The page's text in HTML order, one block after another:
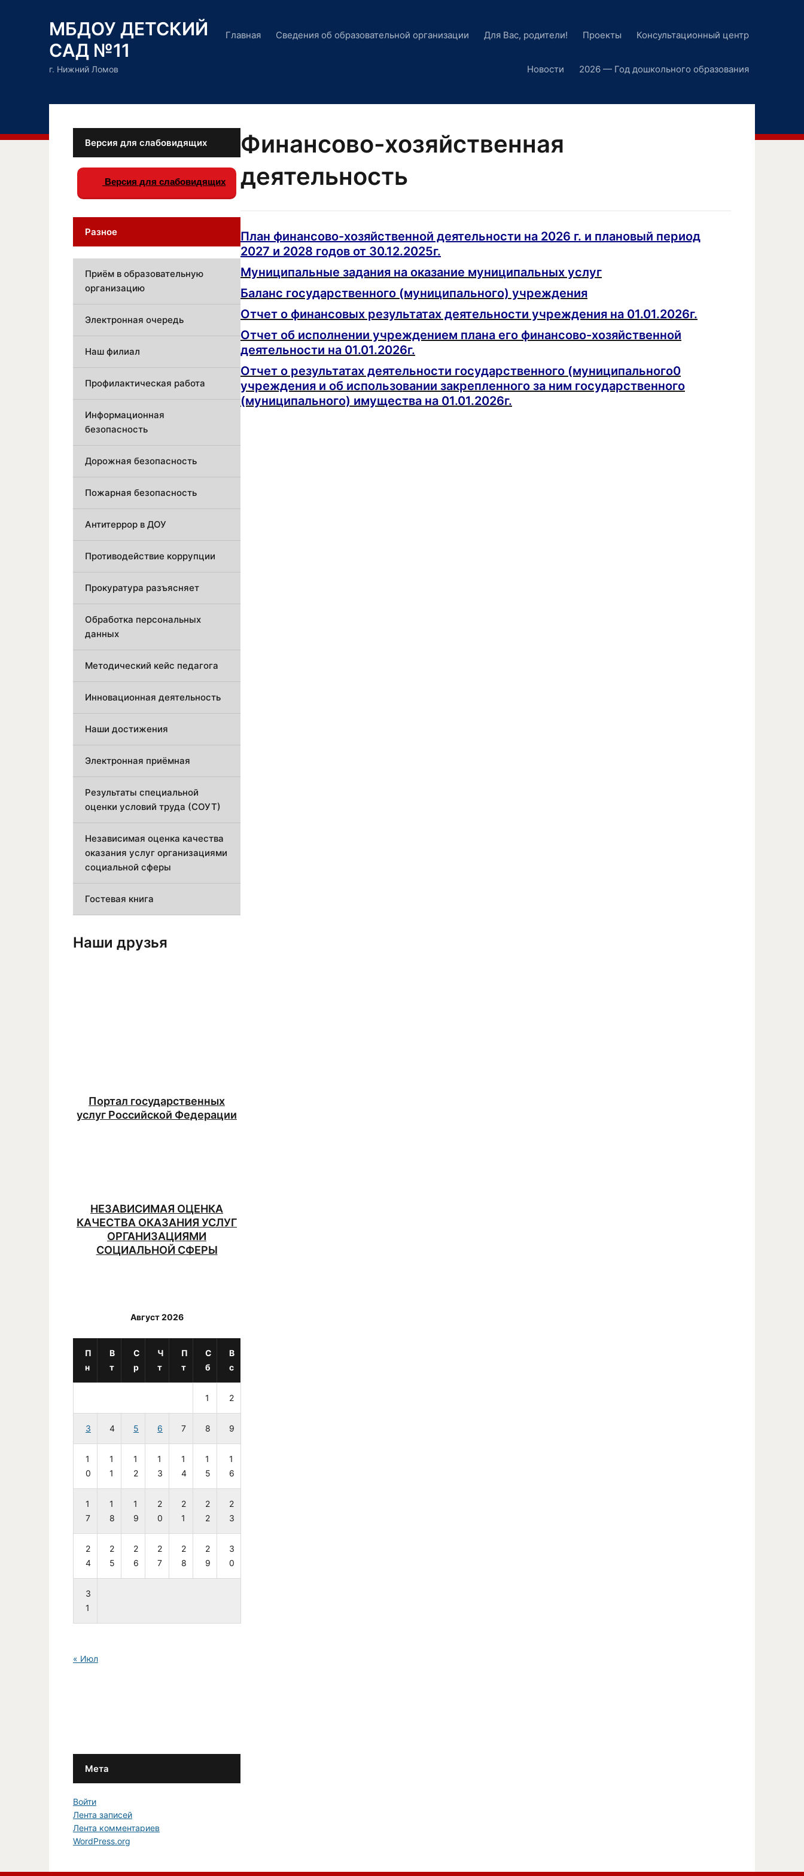
МБДОУ ДЕТСКИЙ
САД №11
г. Нижний Ломов
Главная Сведения об образовательной организации Для Вас, родители! Проекты Консультационный центр
Новости 2026 — Год дошкольного образования
Финансово-хозяйственная
деятельность
План финансово-хозяйственной деятельности на 2026 г. и плановый период
2027 и 2028 годов от 30.12.2025г.
Муниципальные задания на оказание муниципальных услуг
Баланс государственного (муниципального) учреждения
Отчет о финансовых результатах деятельности учреждения на 01.01.2026г.
Отчет об исполнении учреждением плана его финансово-хозяйственной
деятельности на 01.01.2026г.
Отчет о результатах деятельности государственного (муниципального0
учреждения и об использовании закрепленного за ним государственного
(муниципального) имущества на 01.01.2026г.
Версия для слабовидящих
Версия для слабовидящих
Разное
Приём в образовательную
организацию
Электронная очередь
Наш филиал
Профилактическая работа
Информационная
безопасность
Дорожная безопасность
Пожарная безопасность
Антитеррор в ДОУ
Противодействие коррупции
Прокуратура разъясняет
Обработка персональных
данных
Методический кейс педагога
Инновационная деятельность
Наши достижения
Электронная приёмная
Результаты специальной
оценки условий труда (СОУТ)
Независимая оценка качества
оказания услуг организациями
социальной сферы
Гостевая книга
Наши друзья
Портал государственных
услуг Российской Федерации
НЕЗАВИСИМАЯ ОЦЕНКА
КАЧЕСТВА ОКАЗАНИЯ УСЛУГ
ОРГАНИЗАЦИЯМИ
СОЦИАЛЬНОЙ СФЕРЫ
Август 2026
П
н
В
т
С
р
Ч
т
П
т
С
б
В
с
1 2
3 4 5 6 7 8 9
1
0
1
1
1
2
1
3
1
4
1
5
1
6
1
7
1
8
1
9
2
0
2
1
2
2
2
3
2
4
2
5
2
6
2
7
2
8
2
9
3
0
3
1
« Июл
Мета
Войти
Лента записей
Лента комментариев
WordPress.org